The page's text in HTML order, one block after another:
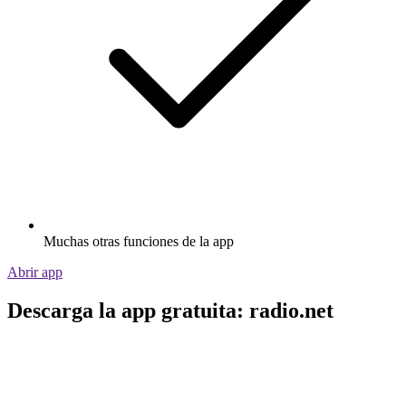
Muchas otras funciones de la app
Abrir app
Descarga la app gratuita: radio.net